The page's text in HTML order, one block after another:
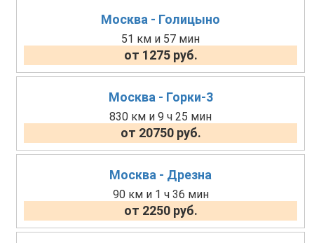
Москва - Голицыно
51 км и 57 мин
от 1275 руб.
Москва - Горки-3
830 км и 9 ч 25 мин
от 20750 руб.
Москва - Дрезна
90 км и 1 ч 36 мин
от 2250 руб.